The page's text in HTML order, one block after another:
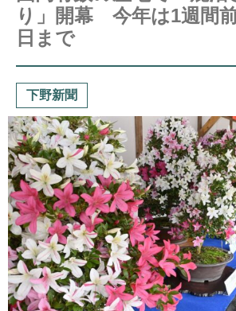
り」開幕 今年は1週間
日まで
下野新聞